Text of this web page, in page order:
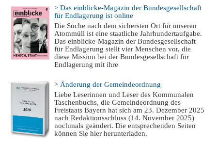
> Das einblicke-Magazin der Bundesgesellschaft
für Endlagerung ist online
Die Suche nach dem sichersten Ort für unseren
Atommüll ist eine staatliche Jahrhundertaufgabe.
Das einblicke-Magazin der Bundesgesellschaft
für Endlagerung stellt vier Menschen vor, die
diese Mission bei der Bundesgesellschaft für
Endlagerung mit ihre
> Änderung der Gemeindeordnung
Liebe Leserinnen und Leser des Kommunalen
Taschenbuchs, die Gemeindeordnung des
Freistaats Bayern hat sich am 23. Dezember 2025
nach Redaktionsschluss (14. November 2025)
nochmals geändert. Die entsprechenden Seiten
können Sie hier herunterladen.